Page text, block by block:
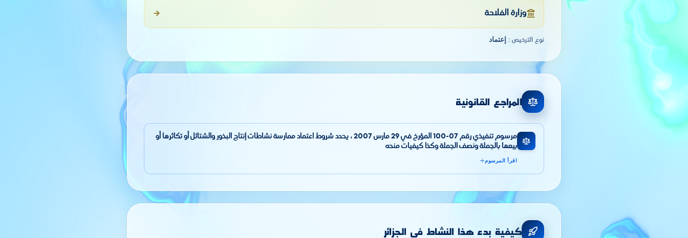
وزارة الفلاحة
نوع الترخيص: إعتماد
المراجع القانونية
مرسوم تنفيذي رقم 07-100 المؤرخ في 29 مارس 2007 ، يحدد شروط اعتماد ممارسة نشاطات إنتاج البذور والشتائل أو تكاثرها أو
بيعها بالجملة ونصف الجملة وكذا كيفيات منحه
اقرأ المرسوم
كيفية بدء هذا النشاط في الجزائر